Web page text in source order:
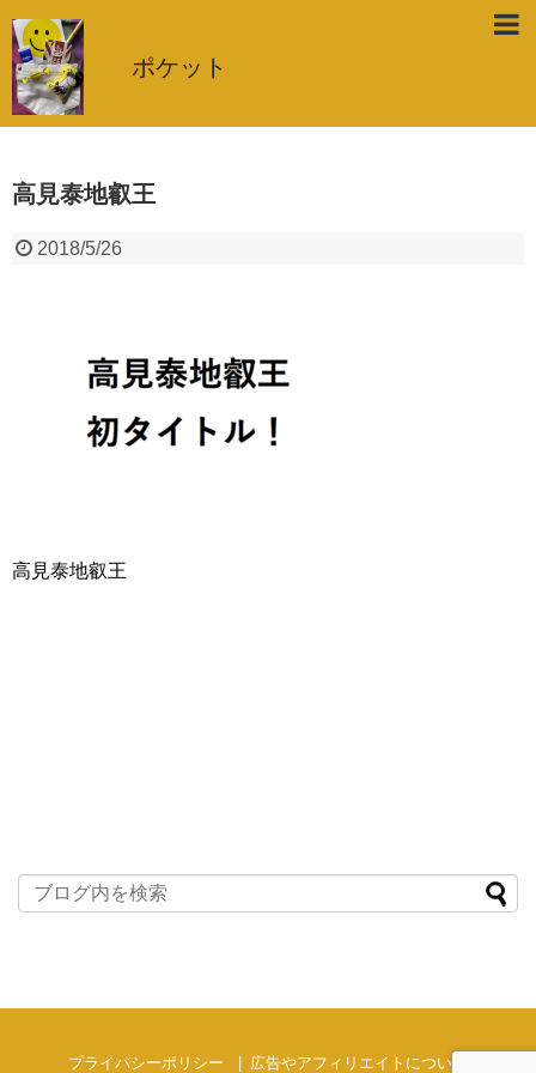
ポケット
高見泰地叡王
2018/5/26
高見泰地叡王
プライバシーポリシー 広告やアフィリエイトについて